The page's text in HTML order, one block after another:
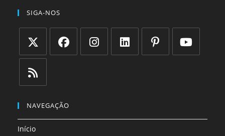
SIGA-NOS
Abre
em
uma
aba
aba
em
nova
NAVEGAÇÃO
Início